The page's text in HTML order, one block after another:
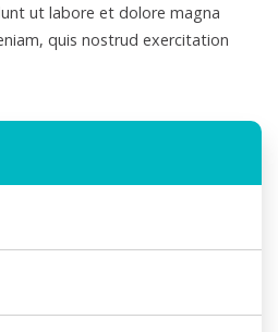
ut labore et dolore magna
quis nostrud exercitation